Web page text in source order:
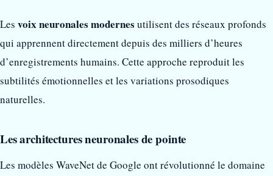
Les voix neuronales modernes utilisent des réseaux profonds
qui apprennent directement depuis des milliers d’heures
d’enregistrements humains. Cette approche reproduit les
subtilités émotionnelles et les variations prosodiques
naturelles.
Les architectures neuronales de pointe
Les modèles WaveNet de Google ont révolutionné le domaine